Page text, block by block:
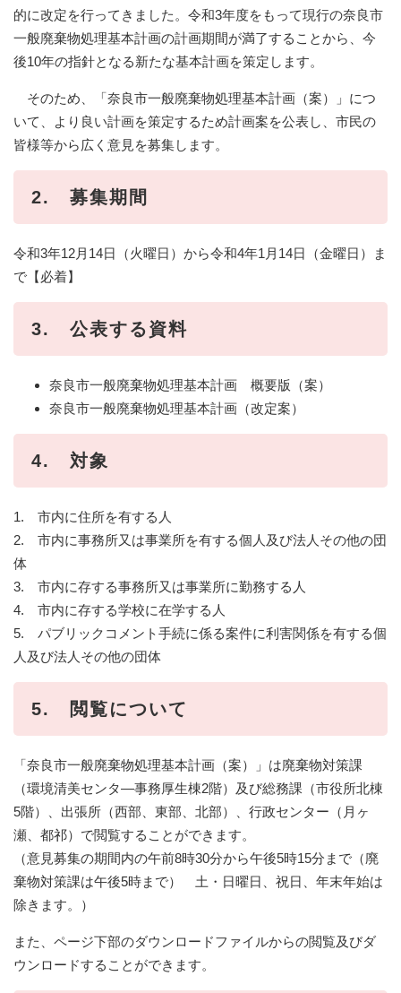
的に改定を行ってきました。令和3年度をもって現行の奈良市
一般廃棄物処理基本計画の計画期間が満了することから、今
後10年の指針となる新たな基本計画を策定します。
そのため、「奈良市一般廃棄物処理基本計画（案）」につ
いて、より良い計画を策定するため計画案を公表し、市民の
皆様等から広く意見を募集します。
2. 募集期間
令和3年12月14日（火曜日）から令和4年1月14日（金曜日）ま
で【必着】
3. 公表する資料
奈良市一般廃棄物処理基本計画 概要版（案）
奈良市一般廃棄物処理基本計画（改定案）
4. 対象
1. 市内に住所を有する人
2. 市内に事務所又は事業所を有する個人及び法人その他の団
体
3. 市内に存する事務所又は事業所に勤務する人
4. 市内に存する学校に在学する人
5. パブリックコメント手続に係る案件に利害関係を有する個
人及び法人その他の団体
5. 閲覧について
「奈良市一般廃棄物処理基本計画（案）」は廃棄物対策課
（環境清美センタ―事務厚生棟2階）及び総務課（市役所北棟
5階）、出張所（西部、東部、北部）、行政センター（月ヶ
瀬、都祁）で閲覧することができます。
（意見募集の期間内の午前8時30分から午後5時15分まで（廃
棄物対策課は午後5時まで） 土・日曜日、祝日、年末年始は
除きます。）
また、ページ下部のダウンロードファイルからの閲覧及びダ
ウンロードすることができます。